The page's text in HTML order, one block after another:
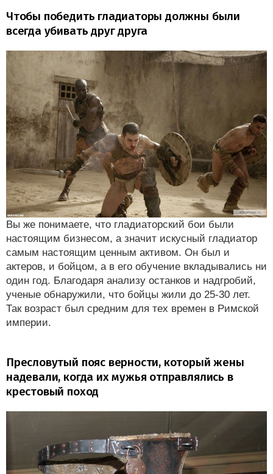
Чтобы победить гладиаторы должны были
всегда убивать друг друга
Вы же понимаете, что гладиаторский бои были
настоящим бизнесом, а значит искусный гладиатор
самым настоящим ценным активом. Он был и
актеров, и бойцом, а в его обучение вкладывались ни
один год. Благодаря анализу останков и надгробий,
ученые обнаружили, что бойцы жили до 25-30 лет.
Так возраст был средним для тех времен в Римской
империи.
Пресловутый пояс верности, который жены
надевали, когда их мужья отправлялись в
крестовый поход